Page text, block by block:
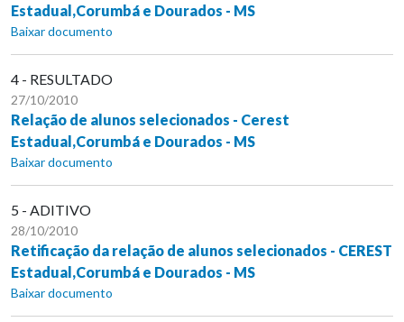
Estadual,Corumbá e Dourados - MS
Baixar documento
4 - RESULTADO
27/10/2010
Relação de alunos selecionados - Cerest
Estadual,Corumbá e Dourados - MS
Baixar documento
5 - ADITIVO
28/10/2010
Retificação da relação de alunos selecionados - CEREST
Estadual,Corumbá e Dourados - MS
Baixar documento